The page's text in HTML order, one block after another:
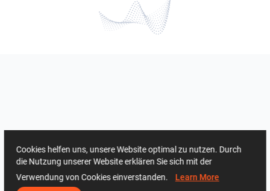
Cookies helfen uns, unsere Website optimal zu nutzen. Durch
die Nutzung unserer Website erklären Sie sich mit der
Verwendung von Cookies einverstanden. Learn More